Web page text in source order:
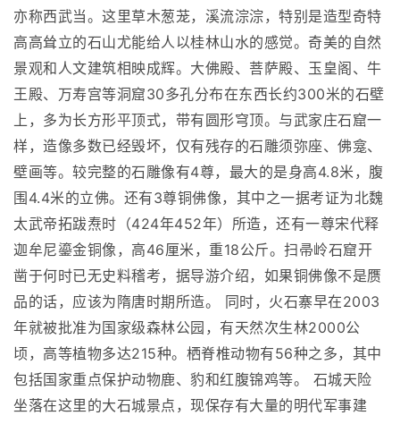
亦称西武当。这里草木葱茏，溪流淙淙，特别是造型奇特
高高耸立的石山尤能给人以桂林山水的感觉。奇美的自然
景观和人文建筑相映成辉。大佛殿、菩萨殿、玉皇阁、牛
王殿、万寿宫等洞窟30多孔分布在东西长约300米的石壁
上，多为长方形平顶式，带有圆形穹顶。与武家庄石窟一
样，造像多数已经毁坏，仅有残存的石雕须弥座、佛龛、
壁画等。较完整的石雕像有4尊，最大的是身高4.8米，腹
围4.4米的立佛。还有3尊铜佛像，其中之一据考证为北魏
太武帝拓跋焘时（424年452年）所造，还有一尊宋代释
迦牟尼鎏金铜像，高46厘米，重18公斤。扫帚岭石窟开
凿于何时已无史料稽考，据导游介绍，如果铜佛像不是赝
品的话，应该为隋唐时期所造。 同时，火石寨早在2003
年就被批准为国家级森林公园，有天然次生林2000公
顷，高等植物多达215种。栖脊椎动物有56种之多，其中
包括国家重点保护动物鹿、豹和红腹锦鸡等。 石城天险
坐落在这里的大石城景点，现保存有大量的明代军事建